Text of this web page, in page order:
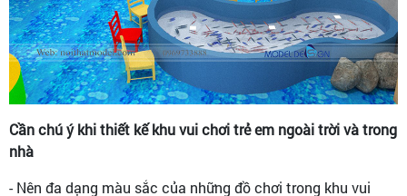
Cần chú ý khi thiết kế khu vui chơi trẻ em ngoài trời và trong
nhà
- Nên đa dạng màu sắc của những đồ chơi trong khu vui